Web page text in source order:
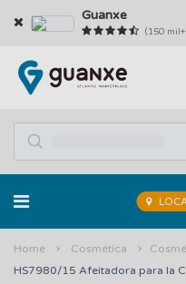
Guanxe
(150
Home Cosmética
HS7980/15 Afeitadora para la